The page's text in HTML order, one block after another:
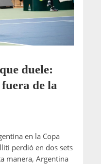
duele:
de la
en la Copa
perdió en dos sets
manera, Argentina